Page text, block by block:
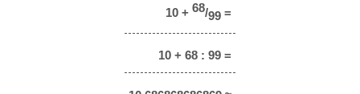
10 + 68/99 =
10 + 68 : 99 =